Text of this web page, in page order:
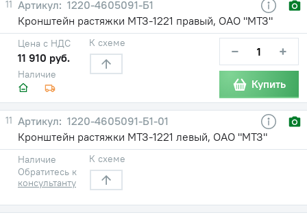
11
1220-4605091-Б1
Кронштейн растяжки МТЗ-1221 правый, ОАО "МТЗ"
Наличие
Цена с НДС
11 910 руб.
К схеме − +
Купить
11
1220-4605091-Б1-01
Кронштейн растяжки МТЗ-1221 левый, ОАО "МТЗ"
Наличие
Обратитесь к
консультанту
К схеме